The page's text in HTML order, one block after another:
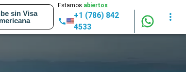
sin Visa
Estamos abiertos
+1 (786) 842
4533